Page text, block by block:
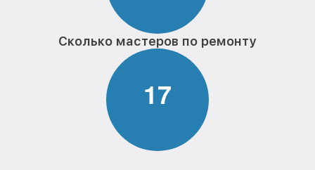
Сколько мастеров по ремонту
17